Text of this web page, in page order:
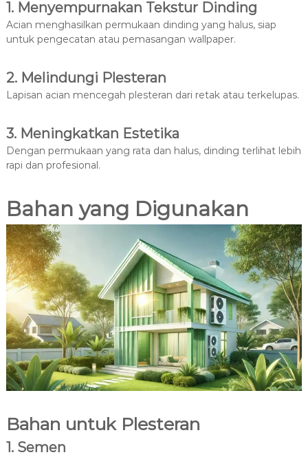
1. Menyempurnakan Tekstur Dinding
Acian menghasilkan permukaan dinding yang halus, siap
untuk pengecatan atau pemasangan wallpaper.
2. Melindungi Plesteran
Lapisan acian mencegah plesteran dari retak atau terkelupas.
3. Meningkatkan Estetika
Dengan permukaan yang rata dan halus, dinding terlihat lebih
rapi dan profesional.
Bahan yang Digunakan
Bahan untuk Plesteran
1. Semen